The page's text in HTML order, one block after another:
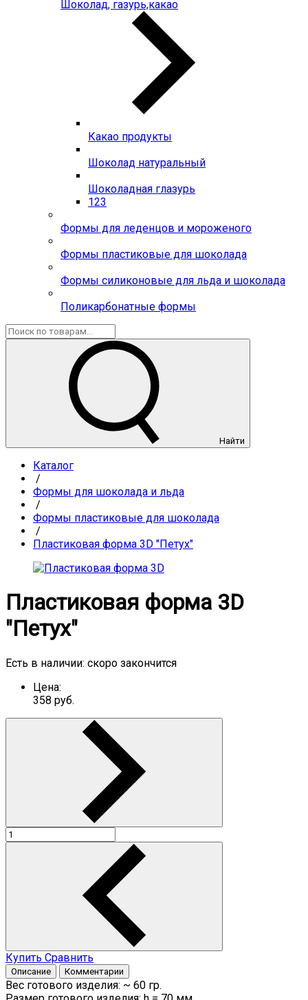
Шоколад, газурь,какао
Какао продукты
Шоколад натуральный
Шоколадная глазурь
123
Формы для леденцов и мороженого
Формы пластиковые для шоколада
Формы силиконовые для льда и шоколада
Поликарбонатные формы
Найти
Каталог
/
Формы для шоколада и льда
/
Формы пластиковые для шоколада
/
Пластиковая форма 3D "Петух"
Пластиковая форма 3D
"Петух"
Есть в наличии: скоро закончится
Цена:
358 руб.
Купить Сравнить
Описание Комментарии
Вес готового изделия: ~ 60 гр.